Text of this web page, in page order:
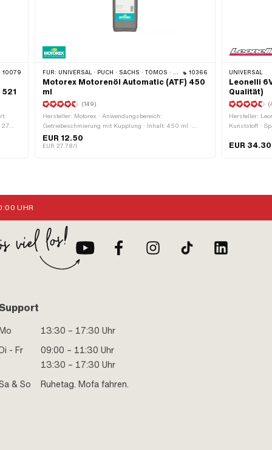
10079
27
FÜR: UNIVERSAL · PUCH · SACHS · TOMOS · BYE BIKE 10366
Motorex Motorenöl Automatic (ATF) 450
ml
(149)
Hersteller: Motorex · Anwendungsbereich:
Getriebeschmierung mit Kupplung · Inhalt: 450 ml ·
Getriebeart: Automat · Temperaturbeständigkeit (min.):
-45 - 200 °C · Pony OEM-Nr.: A2080 · Sachs OEM-Nr.:
EUR 12.50
EUR 27.78/l
UNIVERSAL
Leonelli
Qualität)
Hersteller:
Kunststoff ·
EUR 34.30
UHR
13:30 – 17:30 Uhr
- Fr
09:00 – 11:30 Uhr
13:30 – 17:30 Uhr
& So
Ruhetag. Mofa fahren.